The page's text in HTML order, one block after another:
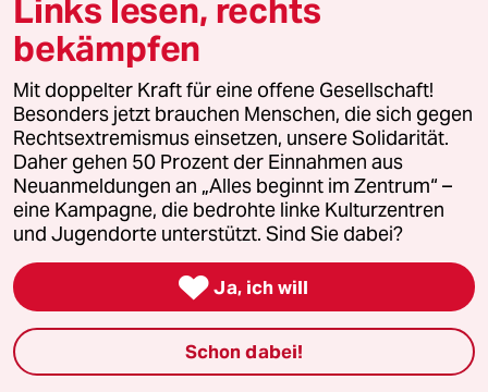
Vergangene
taz lab 2027
Mehr taz Lesestoff
taz Blogs
taz FUTURZWEI
Links lesen, rechts
bekämpfen
Mit doppelter Kraft für eine offene Gesellschaft!
Besonders jetzt brauchen Menschen, die sich gegen
Rechtsextremismus einsetzen, unsere Solidarität.
Daher gehen 50 Prozent der Einnahmen aus
Neuanmeldungen an „Alles beginnt im Zentrum“ –
eine Kampagne, die bedrohte linke Kulturzentren
und Jugendorte unterstützt. Sind Sie dabei?
 Ja, ich will
Schon dabei!